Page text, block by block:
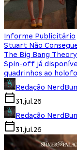
Informe Publicitário
Stuart Não
The Big Bang
Spin-off já
quadrinhos ao
Redação
31.jul.26
Redação
31.jul.26